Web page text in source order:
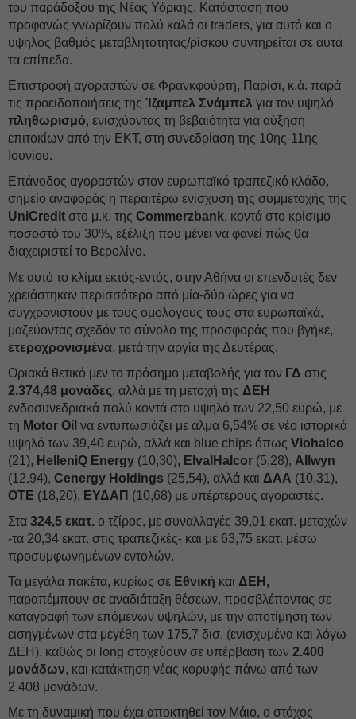
του παράδοξου της Νέας Υόρκης. Κατάσταση που
προφανώς γνωρίζουν πολύ καλά οι traders, για αυτό και ο
υψηλός βαθμός μεταβλητότητας/ρίσκου συντηρείται σε αυτά
τα επίπεδα.
Επιστροφή αγοραστών σε Φρανκφούρτη, Παρίσι, κ.ά. παρά
τις προειδοποιήσεις της Ίζαμπελ Σνάμπελ για τον υψηλό
πληθωρισμό, ενισχύοντας τη βεβαιότητα για αύξηση
επιτοκίων από την ΕΚΤ, στη συνεδρίαση της 10ης-11ης
Ιουνίου.
Επάνοδος αγοραστών στον ευρωπαϊκό τραπεζικό κλάδο,
σημείο αναφοράς η περαιτέρω ενίσχυση της συμμετοχής της
UniCredit στο μ.κ. της Commerzbank, κοντά στο κρίσιμο
ποσοστό του 30%, εξέλιξη που μένει να φανεί πώς θα
διαχειριστεί το Βερολίνο.
Με αυτό το κλίμα εκτός-εντός, στην Αθήνα οι επενδυτές δεν
χρειάστηκαν περισσότερο από μία-δύο ώρες για να
συγχρονιστούν με τους ομολόγους τους στα ευρωπαϊκά,
μαζεύοντας σχεδόν το σύνολο της προσφοράς που βγήκε,
ετεροχρονισμένα, μετά την αργία της Δευτέρας.
Οριακά θετικό μεν το πρόσημο μεταβολής για τον ΓΔ στις
2.374,48 μονάδες, αλλά με τη μετοχή της ΔΕΗ
ενδοσυνεδριακά πολύ κοντά στο υψηλό των 22,50 ευρώ, με
τη Motor Oil να εντυπωσιάζει με άλμα 6,54% σε νέο ιστορικά
υψηλό των 39,40 ευρώ, αλλά και blue chips όπως Viohalco
(21), HelleniQ Energy (10,30), ElvalHalcor (5,28), Allwyn
(12,94), Cenergy Holdings (25,54), αλλά και ΔΑΑ (10,31),
ΟΤΕ (18,20), ΕΥΔΑΠ (10,68) με υπέρτερους αγοραστές.
Στα 324,5 εκατ. ο τζίρος, με συναλλαγές 39,01 εκατ. μετοχών
-τα 20,34 εκατ. στις τραπεζικές- και με 63,75 εκατ. μέσω
προσυμφωνημένων εντολών.
Τα μεγάλα πακέτα, κυρίως σε Εθνική και ΔΕΗ,
παραπέμπουν σε αναδιάταξη θέσεων, προσβλέποντας σε
καταγραφή των επόμενων υψηλών, με την αποτίμηση των
εισηγμένων στα μεγέθη των 175,7 δισ. (ενισχυμένα και λόγω
ΔΕΗ), καθώς οι long στοχεύουν σε υπέρβαση των 2.400
μονάδων, και κατάκτηση νέας κορυφής πάνω από των
2.408 μονάδων.
Με τη δυναμική που έχει αποκτηθεί τον Μάιο, ο στόχος